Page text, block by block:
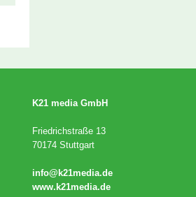
K21 media GmbH
Friedrichstraße 13
70174 Stuttgart
info@k21media.de
www.k21media.de